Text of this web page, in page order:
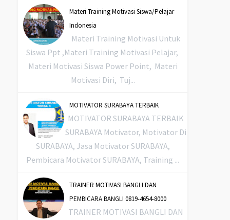
Materi Training Motivasi Siswa/Pelajar
Indonesia
Materi Training Motivasi Untuk
Siswa Ppt ,Materi Training Motivasi Pelajar,
Materi Motivasi Siswa Power Point, Materi
Motivasi Diri, Tuj...
MOTIVATOR SURABAYA TERBAIK
MOTIVATOR SURABAYA TERBAIK
SURABAYA Motivator, Motivator Di
SURABAYA, Jasa Motivator SURABAYA,
Pembicara Motivator SURABAYA, Training ...
TRAINER MOTIVASI BANGLI DAN
PEMBICARA BANGLI 0819-4654-8000
TRAINER MOTIVASI BANGLI DAN